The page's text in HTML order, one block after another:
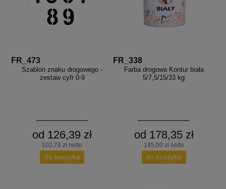
FR_473
Szablon znaku drogowego -
zestaw cyfr 0-9
od 126,39 zł
102,76 zł netto
do koszyka
FR_338
Farba drogowa Kontur biała
5/7,5/15/33 kg
od 178,35 zł
145,00 zł netto
do koszyka